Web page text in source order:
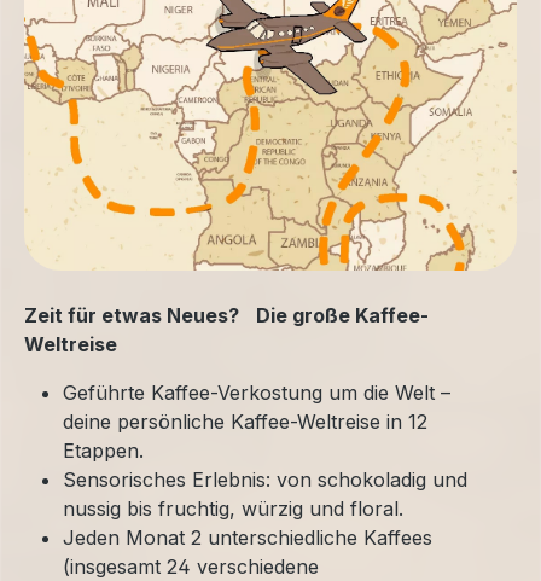
Zeit für etwas Neues? Die große Kaffee-
Weltreise
Geführte Kaffee-Verkostung um die Welt –
deine persönliche Kaffee-Weltreise in 12
Etappen.
Sensorisches Erlebnis: von schokoladig und
nussig bis fruchtig, würzig und floral.
Jeden Monat 2 unterschiedliche Kaffees
(insgesamt 24 verschiedene